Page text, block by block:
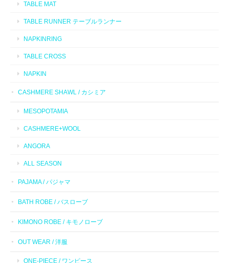
TABLE MAT
TABLE RUNNER テーブルランナー
NAPKINRING
TABLE CROSS
NAPKIN
CASHMERE SHAWL / カシミア
MESOPOTAMIA
CASHMERE+WOOL
ANGORA
ALL SEASON
PAJAMA / パジャマ
BATH ROBE / バスローブ
KIMONO ROBE / キモノローブ
OUT WEAR / 洋服
ONE-PIECE / ワンピース